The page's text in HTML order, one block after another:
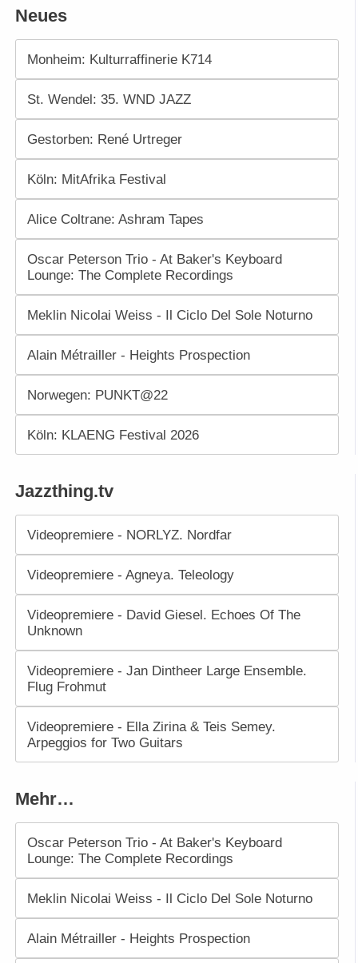
Neues
Monheim: Kulturraffinerie K714
St. Wendel: 35. WND JAZZ
Gestorben: René Urtreger
Köln: MitAfrika Festival
Alice Coltrane: Ashram Tapes
Oscar Peterson Trio - At Baker's Keyboard
Lounge: The Complete Recordings
Meklin Nicolai Weiss - Il Ciclo Del Sole Noturno
Alain Métrailler - Heights Prospection
Norwegen: PUNKT@22
Köln: KLAENG Festival 2026
Jazzthing.tv
Videopremiere - NORLYZ. Nordfar
Videopremiere - Agneya. Teleology
Videopremiere - David Giesel. Echoes Of The
Unknown
Videopremiere - Jan Dintheer Large Ensemble.
Flug Frohmut
Videopremiere - Ella Zirina & Teis Semey.
Arpeggios for Two Guitars
Mehr…
Oscar Peterson Trio - At Baker's Keyboard
Lounge: The Complete Recordings
Meklin Nicolai Weiss - Il Ciclo Del Sole Noturno
Alain Métrailler - Heights Prospection